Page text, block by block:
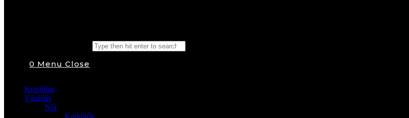
0 Menu Close
Kezdőlap
Vásárlás
Női
Karkötők